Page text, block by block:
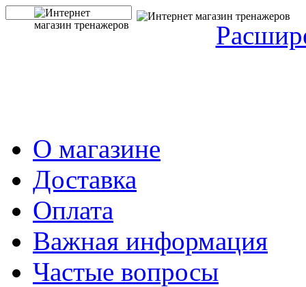
О магазине
Доставка
Оплата
Важная информация
Частые вопросы